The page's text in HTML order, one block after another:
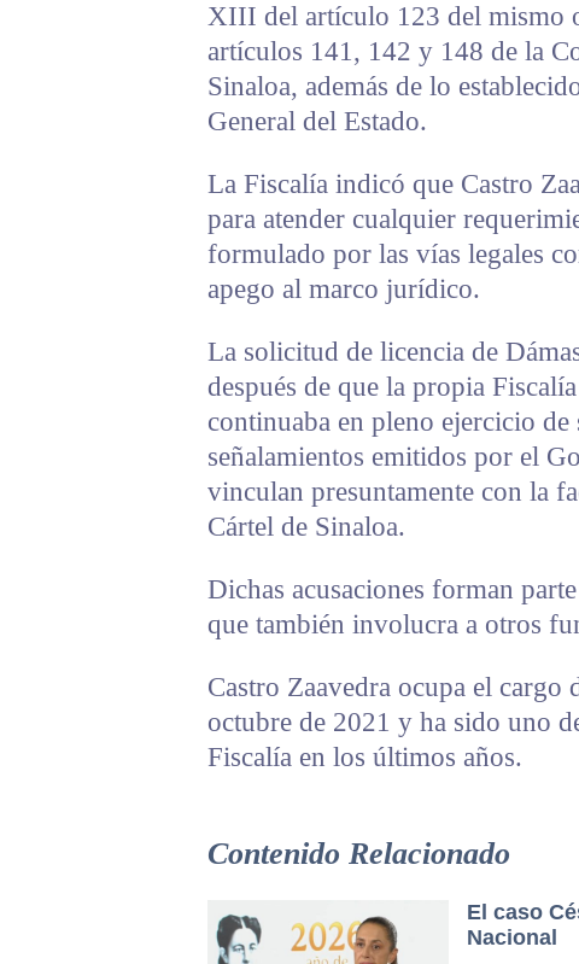
XIII del artículo 123 del mismo
artículos 141, 142 y 148 de la
Sinaloa, además de lo
General del Estado.
La Fiscalía indicó que Castro
para atender cualquier
formulado por las vías legales
apego al marco jurídico.
La solicitud de licencia de
después de que la propia
continuaba en pleno ejercicio de
señalamientos emitidos por el
vinculan presuntamente con la
Cártel de Sinaloa.
Dichas acusaciones forman
que también involucra a otros
Castro Zaavedra ocupa el cargo
octubre de 2021 y ha sido uno
Fiscalía en los últimos años.
Contenido Relacionado
El caso
Nacional